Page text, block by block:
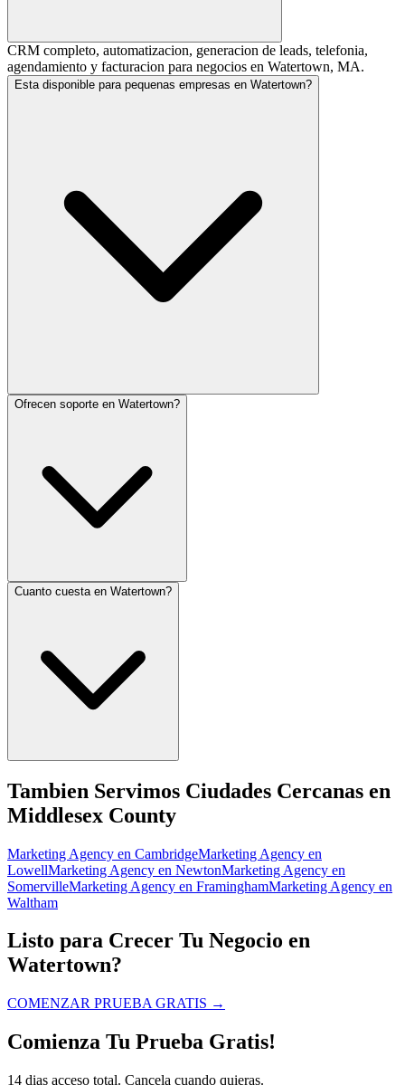
CRM completo, automatizacion, generacion de leads, telefonia,
agendamiento y facturacion para negocios en Watertown, MA.
Esta disponible para pequenas empresas en Watertown?
Ofrecen soporte en Watertown?
Cuanto cuesta en Watertown?
Tambien Servimos Ciudades Cercanas en
Middlesex County
Marketing Agency en CambridgeMarketing Agency en
LowellMarketing Agency en NewtonMarketing Agency en
SomervilleMarketing Agency en FraminghamMarketing Agency en
Waltham
Listo para Crecer Tu Negocio en
Watertown?
COMENZAR PRUEBA GRATIS →
Comienza Tu Prueba Gratis!
14 dias acceso total. Cancela cuando quieras.